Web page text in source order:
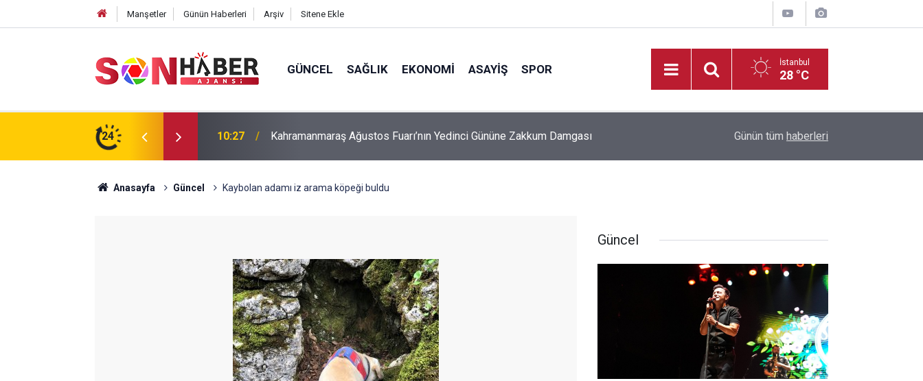
Manşetler Günün Haberleri Arşiv Sitene Ekle
GÜNCEL SAĞLIK EKONOMI ASAYIŞ SPOR İstanbul
28 °C
24
Yedinci Gününe Zakkum Damgası 10:20 Hanife Öksüz: Fabrikalar bizim değil, milletin bize emanetidir TSYD Kahramanmaraş Cup’ta altyapı heyecanı
Günün tüm haberleri
Anasayfa Güncel Kaybolan adamı iz arama köpeği buldu
Güncel